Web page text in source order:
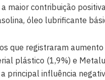
maior contribuição
óleo lubrificante
que registraram
plástico (1,9%) e
principal influência